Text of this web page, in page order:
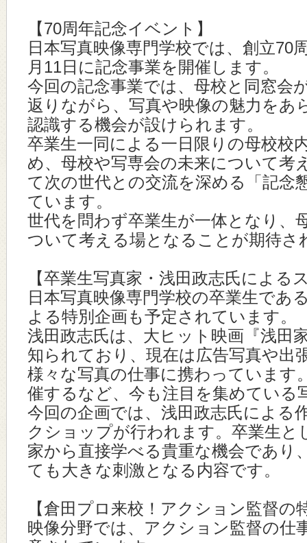
【70周年記念イベント】
日本写真映像専門学校では、創立70
月11日に記念事業を開催します。
今回の記念事業では、母校と同窓会
返りながら、写真や映像の魅力をあ
認識する機会が設けられます。
卒業生一同による一日限りの母校校
め、母校や写専会の未来について考
て次の世代との交流を深める「記念
ています。
世代を問わず卒業生が一体となり、
ついて考える場となることが期待さ
【卒業生写真家・浅田政志氏による
日本写真映像専門学校の卒業生であ
よる特別企画も予定されています。
浅田政志氏は、大ヒット映画『浅田
知られており、現在は広告写真や出
様々な写真の仕事に携わっています
催するなど、今も注目を集めている
今回の企画では、浅田政志氏による
クショップが行われます。卒業生と
家から直接学べる貴重な機会であり
ても大きな刺激となる内容です。
【倉田プロ来校！アクション監督の
映像分野では、アクション監督の仕